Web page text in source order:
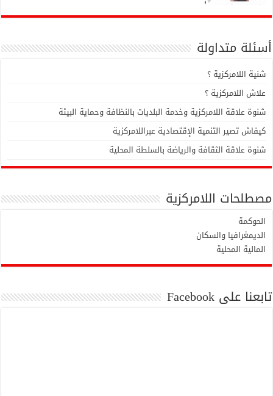
أسئلة متداولة
شنية اللامركزية ؟
علاش اللامركزية ؟
شنوة علاقة اللامركزية وخدمة البلديات بالنظافة وحماية البيئة
كيفاش تصير التنمية الإقتصادية عبراللامركزية
شنوة علاقة الثقافة والرياضة بالسلطة المحلية
مصطلحات اللامركزية
الحوكمة
الديمغرافيا والسكان
المالية المحلية
تابعنا على Facebook